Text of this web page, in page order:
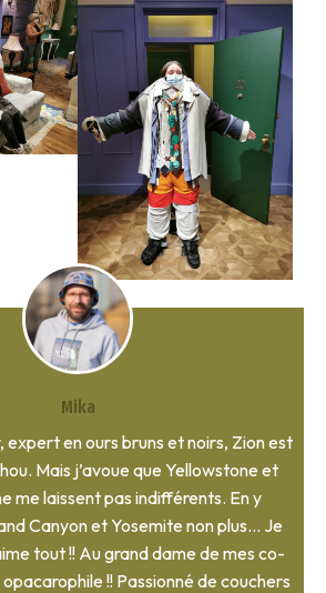
Mika
expert en ours bruns et noirs, Zion est
Mais j’avoue que Yellowstone et
me laissent pas indifférents. En y
Canyon et Yosemite non plus… Je
tout !! Au grand dame de mes co-
!! Passionné de couchers